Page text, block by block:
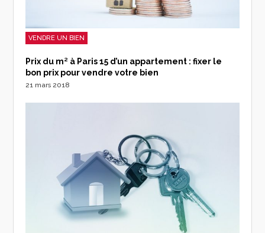
VENDRE UN BIEN
Prix du m² à Paris 15 d’un appartement : fixer le
bon prix pour vendre votre bien
21 mars 2018